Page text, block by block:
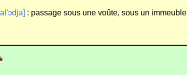
: passage sous une voûte, sous un immeuble